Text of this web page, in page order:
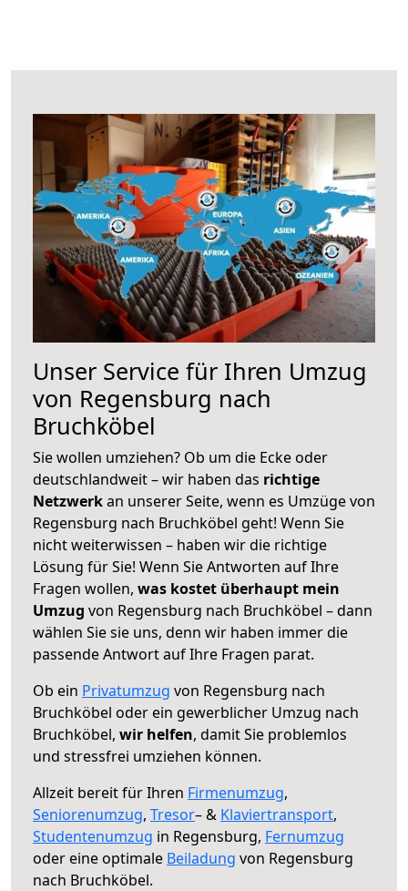
Unser Service für Ihren Umzug
von Regensburg nach
Bruchköbel
Sie wollen umziehen? Ob um die Ecke oder
deutschlandweit – wir haben das richtige
Netzwerkan unserer Seite, wenn es Umzüge von
Regensburg nach Bruchköbel geht! Wenn Sie
nicht weiterwissen – haben wir die richtige
Lösung für Sie! Wenn Sie Antworten auf Ihre
Fragen wollen, was kostet überhaupt mein
Umzug von Regensburg nach Bruchköbel – dann
wählen Sie sie uns, denn wir haben immer die
passende Antwort auf Ihre Fragen parat.
Ob ein Privatumzug von Regensburg nach
Bruchköbel oder ein gewerblicher Umzug nach
Bruchköbel, wir helfen, damit Sie problemlos
und stressfrei umziehen können.
Allzeit bereit für Ihren Firmenumzug,
Seniorenumzug, Tresor– & Klaviertransport,
Studentenumzug in Regensburg, Fernumzug
oder eine optimale Beiladung von Regensburg
nach Bruchköbel.